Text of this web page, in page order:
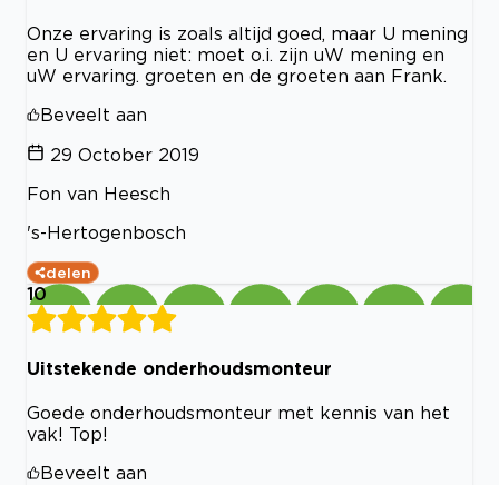
Onze ervaring is zoals altijd goed, maar U mening
en U ervaring niet: moet o.i. zijn uW mening en
uW ervaring. groeten en de groeten aan Frank.
Beveelt aan
29 October 2019
Fon van Heesch
's-Hertogenbosch
delen
10
Uitstekende onderhoudsmonteur
Goede onderhoudsmonteur met kennis van het
vak! Top!
Beveelt aan